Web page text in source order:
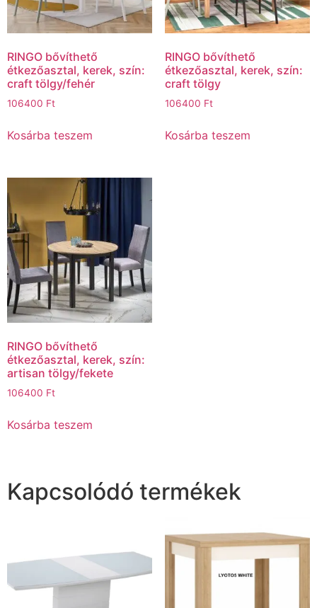
RINGO bővíthető
étkezőasztal, kerek, szín:
craft tölgy/fehér
106400 Ft
Kosárba teszem
RINGO bővíthető
étkezőasztal, kerek, szín:
craft tölgy
106400 Ft
Kosárba teszem
RINGO bővíthető
étkezőasztal, kerek, szín:
artisan tölgy/fekete
106400 Ft
Kosárba teszem
Kapcsolódó termékek